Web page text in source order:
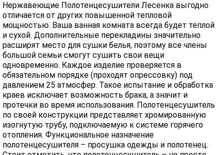
Нержавеющие Полотенцесушители Лесенка выгодно
отличается от других повышенной тепловой
мощностью. Ваша ванная комната всегда будет теплой
и сухой. Дополнительные перекладины значительно
расширят место для сушки белья, поэтому все члены
большой семьи смогут сушить свои вещи
одновременно. Каждое изделие проверяется в
обязательном порядке (проходят опрессовку) под
давлением 25 атмосфер. Такое испытание и обработка
краев исключает возможность брака, а значит и
протечки во время использования. Полотенцесушитель
по своей конструкции представляет хромированную
изогнутую трубу, подключаемую к системе горячего
отопления. Функциональное назначение
полотенцесушителя – просушка одежды и полотенец.